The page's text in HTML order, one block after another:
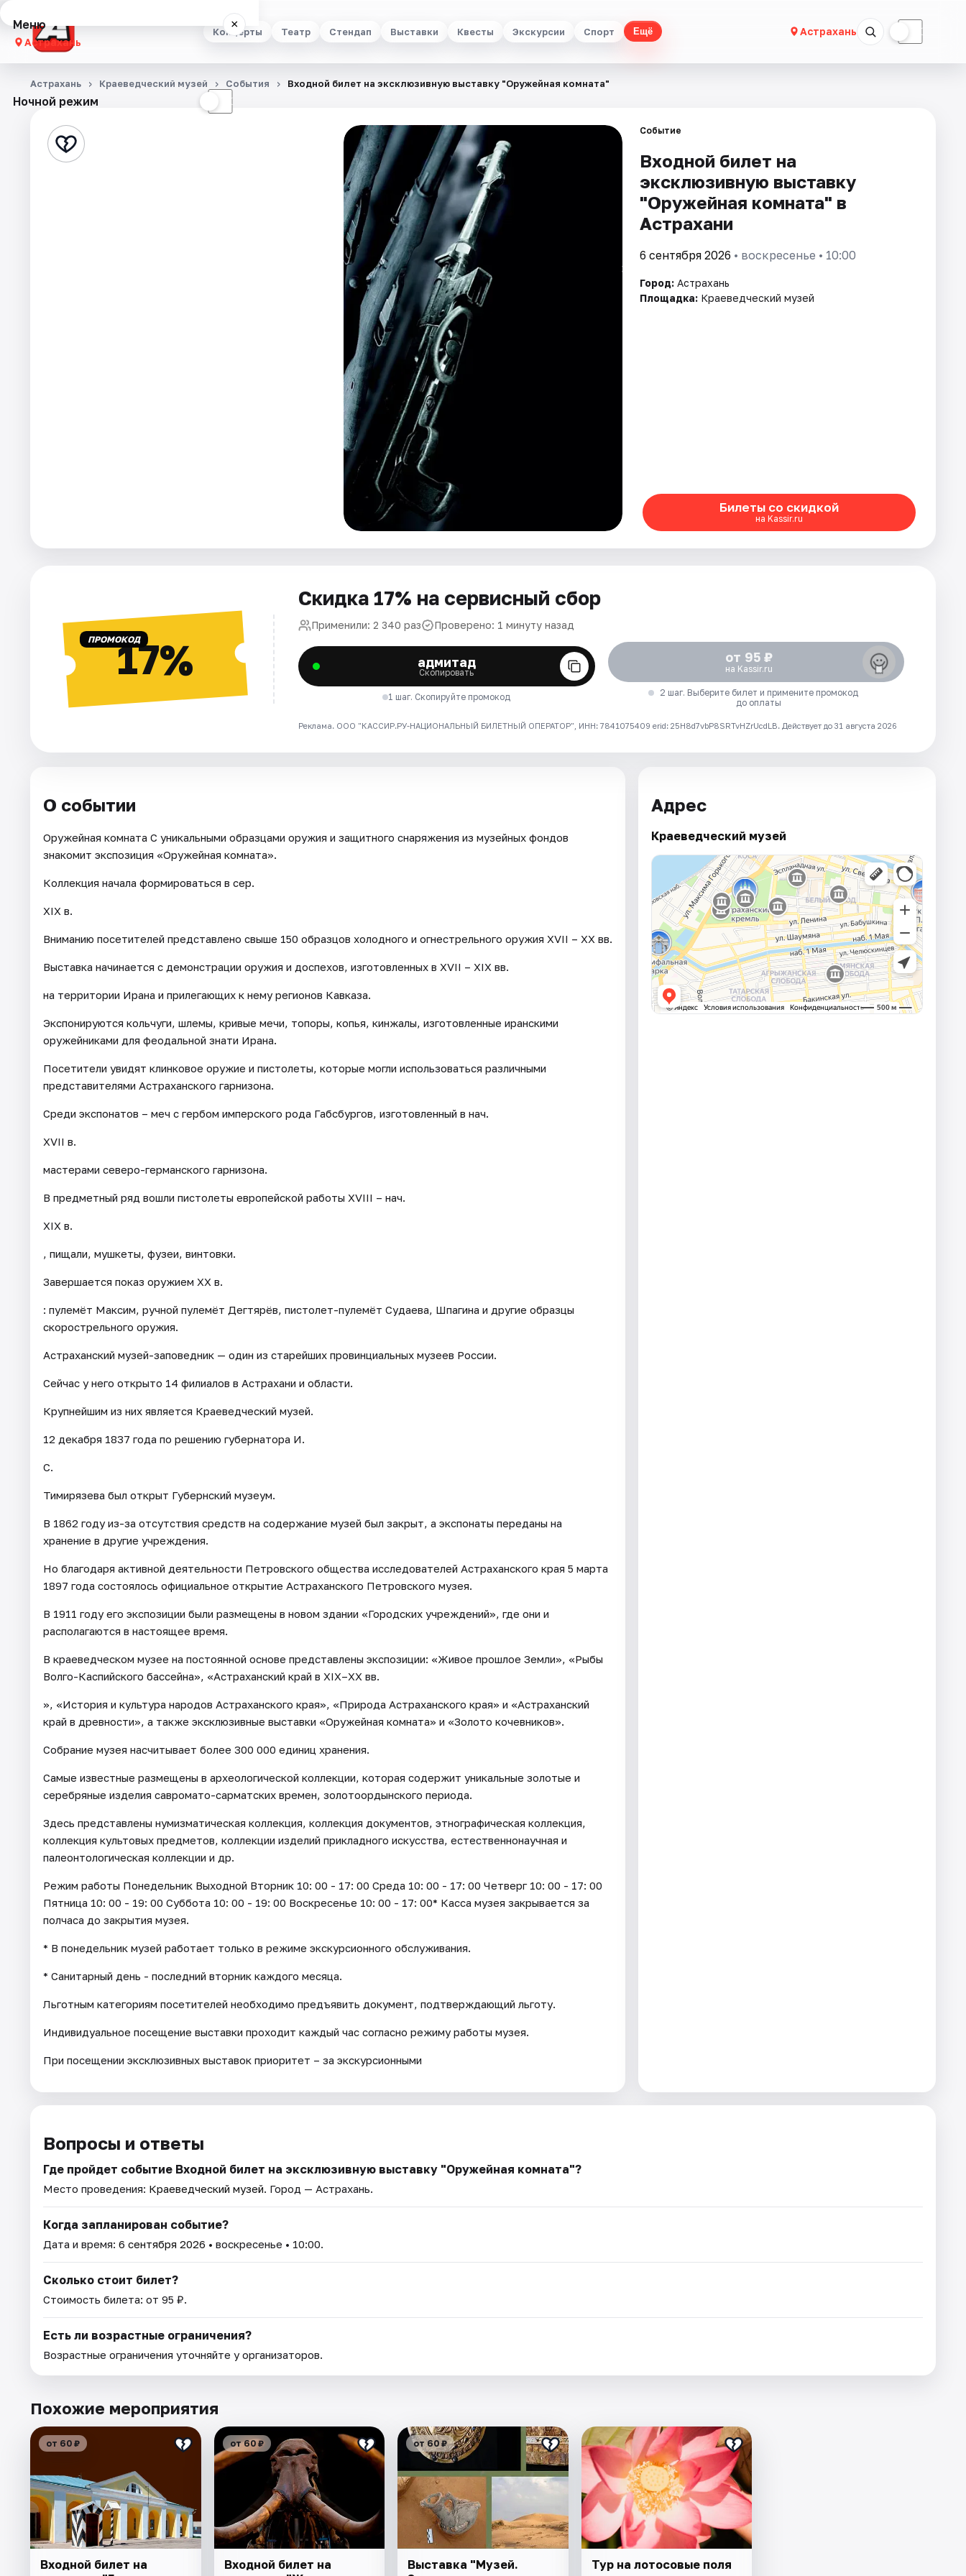
Концерты Театр Стендап Выставки Квесты Экскурсии Спорт Ещё Астрахань ☾
Меню ×
Астрахань
Концерты
Стендап
Ночной режим ☾
Астрахань Краеведческий музей События Входной билет на эксклюзивную выставку "Оружейная комната"
Событие
Входной билет на
эксклюзивную выставку
"Оружейная комната" в
Астрахани
6 сентября 2026 • воскресенье • 10:00
Город: Астрахань
Площадка: Краеведческий музей
Билеты со скидкой
на Kassir.ru
ПРОМОКОД17%
Скидка 17% на сервисный сбор
Применили: 2 340 раз Проверено: 1 минуту назад
адмитад
Скопировать
1 шаг. Скопируйте промокод
от 95 ₽
на Kassir.ru
2 шаг. Выберите билет и примените промокод
до оплаты
Реклама. ООО "КАССИР.РУ-НАЦИОНАЛЬНЫЙ БИЛЕТНЫЙ ОПЕРАТОР", ИНН: 7841075409 erid: 25H8d7vbP8SRTvHZrUcdLB. Действует до 31 августа 2026
О событии
Оружейная комната С уникальными образцами оружия и защитного снаряжения из музейных фондов
знакомит экспозиция «Оружейная комната».
Коллекция начала формироваться в сер.
XIX в.
Вниманию посетителей представлено свыше 150 образцов холодного и огнестрельного оружия XVII – XX вв.
Выставка начинается с демонстрации оружия и доспехов, изготовленных в XVII – XIX вв.
на территории Ирана и прилегающих к нему регионов Кавказа.
Экспонируются кольчуги, шлемы, кривые мечи, топоры, копья, кинжалы, изготовленные иранскими
оружейниками для феодальной знати Ирана.
Посетители увидят клинковое оружие и пистолеты, которые могли использоваться различными
представителями Астраханского гарнизона.
Среди экспонатов – меч с гербом имперского рода Габсбургов, изготовленный в нач.
XVII в.
мастерами северо-германского гарнизона.
В предметный ряд вошли пистолеты европейской работы XVIII – нач.
XIX в.
, пищали, мушкеты, фузеи, винтовки.
Завершается показ оружием XX в.
: пулемёт Максим, ручной пулемёт Дегтярёв, пистолет-пулемёт Судаева, Шпагина и другие образцы
скорострельного оружия.
Астраханский музей-заповедник — один из старейших провинциальных музеев России.
Сейчас у него открыто 14 филиалов в Астрахани и области.
Крупнейшим из них является Краеведческий музей.
12 декабря 1837 года по решению губернатора И.
С.
Тимирязева был открыт Губернский музеум.
В 1862 году из-за отсутствия средств на содержание музей был закрыт, а экспонаты переданы на
хранение в другие учреждения.
Но благодаря активной деятельности Петровского общества исследователей Астраханского края 5 марта
1897 года состоялось официальное открытие Астраханского Петровского музея.
В 1911 году его экспозиции были размещены в новом здании «Городских учреждений», где они и
располагаются в настоящее время.
В краеведческом музее на постоянной основе представлены экспозиции: «Живое прошлое Земли», «Рыбы
Волго-Каспийского бассейна», «Астраханский край в XIX–XX вв.
», «История и культура народов Астраханского края», «Природа Астраханского края» и «Астраханский
край в древности», а также эксклюзивные выставки «Оружейная комната» и «Золото кочевников».
Собрание музея насчитывает более 300 000 единиц хранения.
Самые известные размещены в археологической коллекции, которая содержит уникальные золотые и
серебряные изделия савромато-сарматских времен, золотоордынского периода.
Здесь представлены нумизматическая коллекция, коллекция документов, этнографическая коллекция,
коллекция культовых предметов, коллекции изделий прикладного искусства, естественнонаучная и
палеонтологическая коллекции и др.
Режим работы Понедельник Выходной Вторник 10: 00 - 17: 00 Среда 10: 00 - 17: 00 Четверг 10: 00 - 17: 00
Пятница 10: 00 - 19: 00 Суббота 10: 00 - 19: 00 Воскресенье 10: 00 - 17: 00* Касса музея закрывается за
полчаса до закрытия музея.
* В понедельник музей работает только в режиме экскурсионного обслуживания.
* Санитарный день - последний вторник каждого месяца.
Льготным категориям посетителей необходимо предъявить документ, подтверждающий льготу.
Индивидуальное посещение выставки проходит каждый час согласно режиму работы музея.
При посещении эксклюзивных выставок приоритет – за экскурсионными
Адрес
Краеведческий музей
Вопросы и ответы
Где пройдет событие Входной билет на эксклюзивную выставку "Оружейная комната"?
Место проведения: Краеведческий музей. Город — Астрахань.
Когда запланирован событие?
Дата и время: 6 сентября 2026 • воскресенье • 10:00.
Сколько стоит билет?
Стоимость билета: от 95 ₽.
Есть ли возрастные ограничения?
Возрастные ограничения уточняйте у организаторов.
Похожие мероприятия
от 60 ₽
Входной билет на
от 60 ₽
Входной билет на
от 60 ₽
Выставка "Музей.
Тур на лотосовые поля